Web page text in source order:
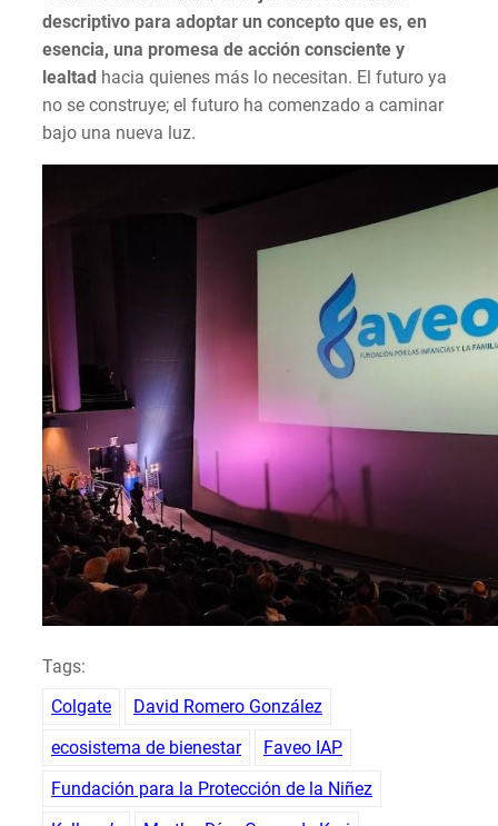
descriptivo para adoptar un concepto que es, en
esencia, una promesa de acción consciente y
lealtad hacia quienes más lo necesitan. El futuro ya
no se construye; el futuro ha comenzado a caminar
bajo una nueva luz.
Tags:
Colgate
David Romero González
ecosistema de bienestar
Faveo IAP
Fundación para la Protección de la Niñez